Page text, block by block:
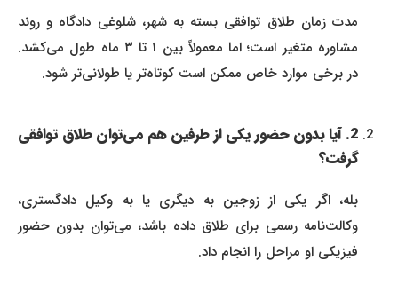
مدت زمان طلاق توافقی بسته به شهر، شلوغی دادگاه و روند
مشاوره متغیر است؛ اما معمولاً بین ۱ تا ۳ ماه طول می‌کشد.
در برخی موارد خاص ممکن است کوتاه‌تر یا طولانی‌تر شود.
2. آیا بدون حضور یکی از طرفین هم می‌توان طلاق توافقی
گرفت؟
بله، اگر یکی از زوجین به دیگری یا به وکیل دادگستری،
وکالت‌نامه رسمی برای طلاق داده باشد، می‌توان بدون حضور
فیزیکی او مراحل را انجام داد.